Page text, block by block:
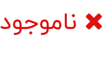
ناموجود